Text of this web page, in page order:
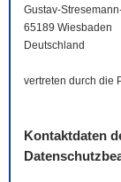
Gustav-
65189 Wiesbaden
Deutschland
vertreten durch die
Kontaktdaten